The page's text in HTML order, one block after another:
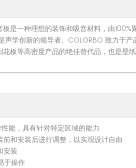
板是一种理想的装饰和吸音材料，由100%
声学创新的领导者。COLORBO 致力于
花板等高密度产品的绝佳替代品，也是壁
性能，具有针对特定区域的能力
前和安装后进行调整，以实现设计自由
安装
于操作